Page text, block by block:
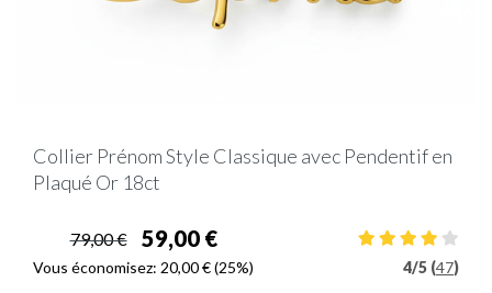
Collier Prénom Style Classique avec Pendentif en
Plaqué Or 18ct
79,00 € 59,00 €
Vous économisez: 20,00 €(25%) 4/5 (47)